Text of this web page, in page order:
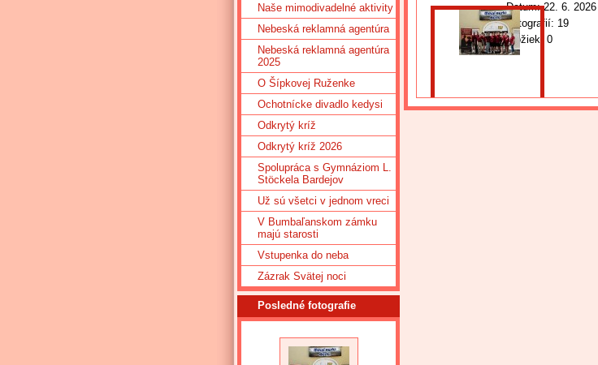
Datum:22. 6. 2026
Fotografií: 19
Zložiek: 0
Naše mimodivadelné aktivity
Nebeská reklamná agentúra
Nebeská reklamná agentúra
2025
O Šípkovej Ruženke
Ochotnícke divadlo kedysi
Odkrytý kríž
Odkrytý kríž 2026
Spolupráca s Gymnáziom L.
Stöckela Bardejov
Už sú všetci v jednom vreci
V Bumbaľanskom zámku
majú starosti
Vstupenka do neba
Zázrak Svätej noci
Posledné fotografie